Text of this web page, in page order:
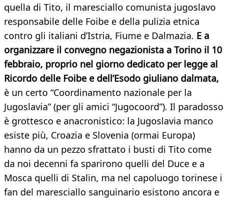
quella di Tito, il maresciallo comunista jugoslavo
responsabile delle Foibe e della pulizia etnica
contro gli italiani d’Istria, Fiume e Dalmazia. E a
organizzare il convegno negazionista a Torino il 10
febbraio, proprio nel giorno dedicato per legge al
Ricordo delle Foibe e dell’Esodo giuliano dalmata,
è un certo “Coordinamento nazionale per la
Jugoslavia” (per gli amici “Jugocoord”). Il paradosso
è grottesco e anacronistico: la Jugoslavia manco
esiste più, Croazia e Slovenia (ormai Europa)
hanno da un pezzo sfrattato i busti di Tito come
da noi decenni fa sparirono quelli del Duce e a
Mosca quelli di Stalin, ma nel capoluogo torinese i
fan del maresciallo sanguinario esistono ancora e